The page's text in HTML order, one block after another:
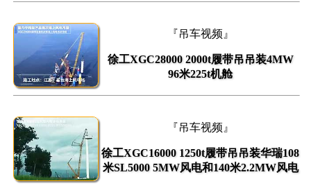
『吊车视频』
徐工XGC28000 2000t履带吊吊装4MW
96米225t机舱
『吊车视频』
徐工XGC16000 1250t履带吊吊装华瑞108
米SL5000 5MW风电和140米2.2MW风电